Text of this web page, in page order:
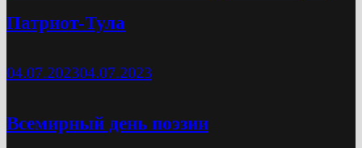
Патриот-Тула
04.07.202304.07.2023
Всемирный день поэзии